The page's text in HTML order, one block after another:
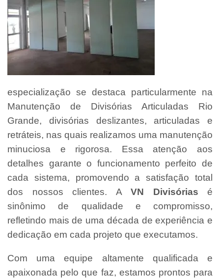
especialização se destaca particularmente na
Manutenção de Divisórias Articuladas Rio
Grande, divisórias deslizantes, articuladas e
retráteis, nas quais realizamos uma manutenção
minuciosa e rigorosa. Essa atenção aos
detalhes garante o funcionamento perfeito de
cada sistema, promovendo a satisfação total
dos nossos clientes. A VN Divisórias é
sinônimo de qualidade e compromisso,
refletindo mais de uma década de experiência e
dedicação em cada projeto que executamos.
Com uma equipe altamente qualificada e
apaixonada pelo que faz, estamos prontos para